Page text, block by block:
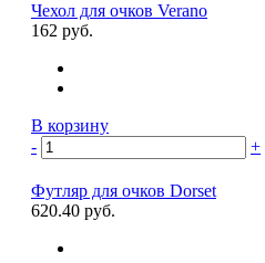
Чехол для очков Verano
162 руб.
В корзину
-
+
Футляр для очков Dorset
620.40 руб.